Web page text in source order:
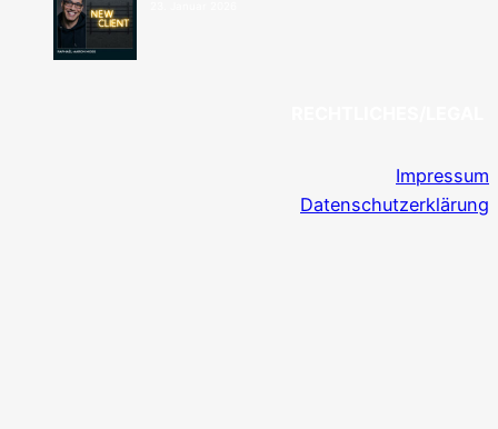
Impressum
Datenschutzerklärung